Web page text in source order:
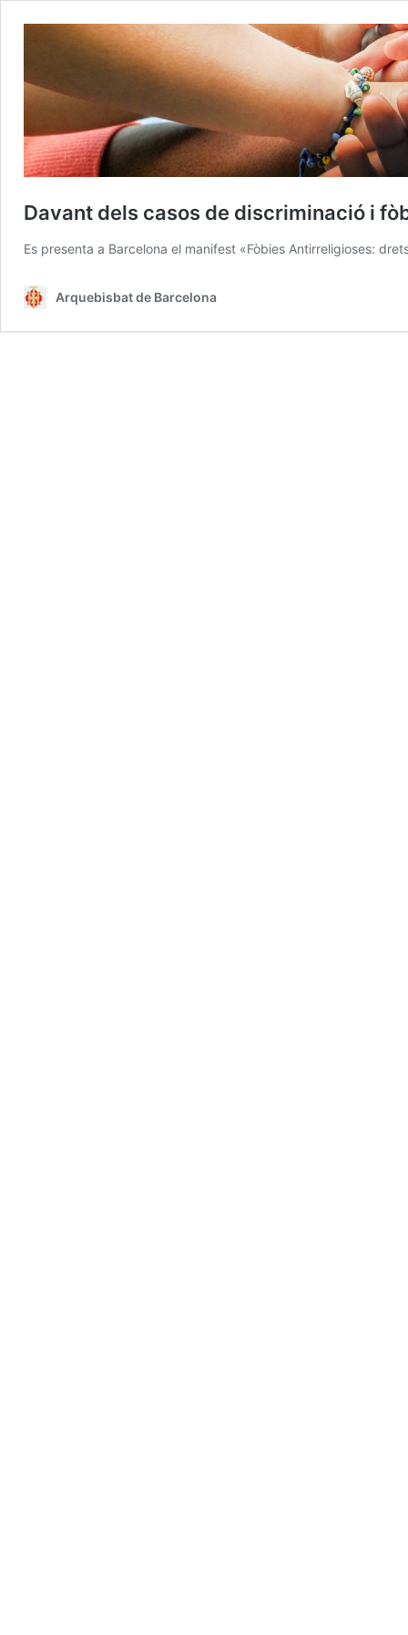
Davant dels casos de discriminació i
Es presenta a Barcelona el manifest «Fòbies Antirreligioses:
Arquebisbat de Barcelona